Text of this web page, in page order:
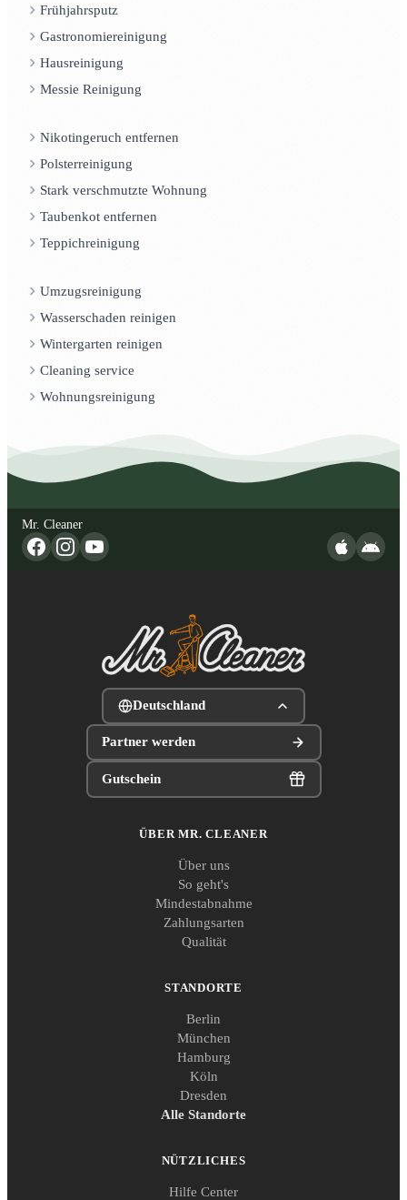
Frühjahrsputz
Gastronomiereinigung
Hausreinigung
Messie Reinigung
Nikotingeruch entfernen
Polsterreinigung
Stark verschmutzte Wohnung
Taubenkot entfernen
Teppichreinigung
Umzugsreinigung
Wasserschaden reinigen
Wintergarten reinigen
Cleaning service
Wohnungsreinigung
Mr. Cleaner
Deutschland
Partner werden
Gutschein
ÜBER MR. CLEANER
Über uns
So geht's
Mindestabnahme
Zahlungsarten
Qualität
STANDORTE
Berlin
München
Hamburg
Köln
Dresden
Alle Standorte
NÜTZLICHES
Hilfe Center